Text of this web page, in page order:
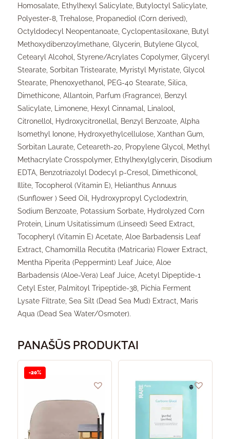
Homosalate, Ethylhexyl Salicylate, Butyloctyl Salicylate,
Polyester-8, Trehalose, Propanediol (Corn derived),
Octyldodecyl Neopentanoate, Cyclopentasiloxane, Butyl
Methoxydibenzoylmethane, Glycerin, Butylene Glycol,
Cetearyl Alcohol, Styrene/Acrylates Copolymer, Glyceryl
Stearate, Sorbitan Tristearate, Myristyl Myristate, Glycol
Stearate, Phenoxyethanol, PEG-40 Stearate, Silica,
Dimethicone, Allantoin, Parfum (Fragrance), Benzyl
Salicylate, Limonene, Hexyl Cinnamal, Linalool,
Citronellol, Hydroxycitronellal, Benzyl Benzoate, Alpha
Isomethyl Ionone, Hydroxyethylcellulose, Xanthan Gum,
Sorbitan Laurate, Ceteareth-20, Propylene Glycol, Methyl
Methacrylate Crosspolymer, Ethylhexylglycerin, Disodium
EDTA, Benzotriazolyl Dodecyl p-Cresol, Dimethiconol,
Illite, Tocopherol (Vitamin E), Helianthus Annuus
(Sunflower ) Seed Oil, Hydroxypropyl Cyclodextrin,
Sodium Benzoate, Potassium Sorbate, Hydrolyzed Corn
Protein, Linum Usitatissimum (Linseed) Seed Extract,
Tocopheryl (Vitamin E) Acetate, Aloe Barbadensis Leaf
Extract, Chamomilla Recutita (Matricaria) Flower Extract,
Mentha Piperita (Peppermint) Leaf Juice, Aloe
Barbadensis (Aloe-Vera) Leaf Juice, Acetyl Dipeptide-1
Cetyl Ester, Palmitoyl Tripeptide-38, Pichia Ferment
Lysate Filtrate, Sea Silt (Dead Sea Mud) Extract, Maris
Aqua (Dead Sea Water/Osmoter).
PANAŠŪS PRODUKTAI
-20%